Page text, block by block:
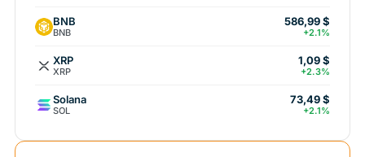
BNB
BNB
586,99 $
+2.1%
XRP
XRP
1,09 $
+2.3%
Solana
SOL
73,49 $
+2.1%